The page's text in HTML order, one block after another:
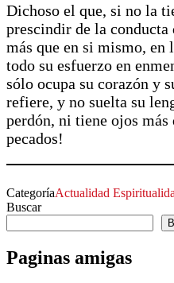
Dichoso el que, si no la
prescindir de la
más que en si mismo, en
todo su esfuerzo en
sólo ocupa su corazón y
refiere, y no suelta su
perdón, ni tiene ojos más
pecados!
CategoríaActualidad
Buscar
Paginas amigas